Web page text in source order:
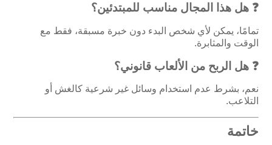
❓ هل هذا المجال مناسب للمبتدئين؟
تمامًا، يمكن لأي شخص البدء دون خبرة مسبقة، فقط مع
الوقت والمثابرة.
❓ هل الربح من الألعاب قانوني؟
نعم، بشرط عدم استخدام وسائل غير شرعية كالغش أو
التلاعب.
خاتمة